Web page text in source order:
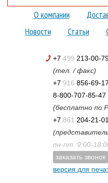
О компании
Новости
Статьи
+7 499 213-00-
(тел. / факс)
+7 916 856-69-17
8-800-707-85-47
(бесплатно по
+7 861 204-21-01
пн-пт. 9:00-
заказать звонок
версия для